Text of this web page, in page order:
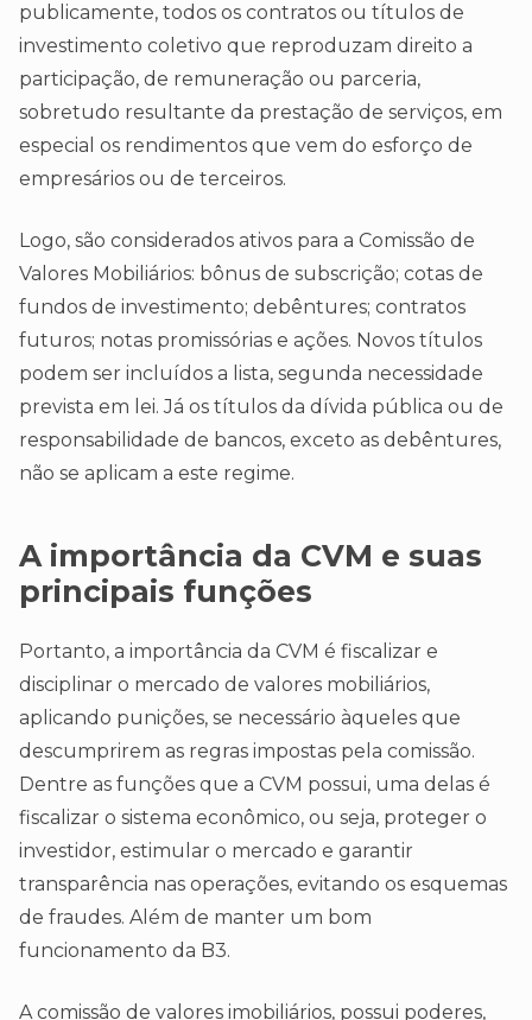
publicamente, todos os contratos ou títulos de
investimento coletivo que reproduzam direito a
participação, de remuneração ou parceria,
sobretudo resultante da prestação de serviços, em
especial os rendimentos que vem do esforço de
empresários ou de terceiros.
Logo, são considerados ativos para a Comissão de
Valores Mobiliários: bônus de subscrição; cotas de
fundos de investimento; debêntures; contratos
futuros; notas promissórias e ações. Novos títulos
podem ser incluídos a lista, segunda necessidade
prevista em lei. Já os títulos da dívida pública ou de
responsabilidade de bancos, exceto as debêntures,
não se aplicam a este regime.
A importância da CVM e suas
principais funções
Portanto, a importância da CVM é fiscalizar e
disciplinar o mercado de valores mobiliários,
aplicando punições, se necessário àqueles que
descumprirem as regras impostas pela comissão.
Dentre as funções que a CVM possui, uma delas é
fiscalizar o sistema econômico, ou seja, proteger o
investidor, estimular o mercado e garantir
transparência nas operações, evitando os esquemas
de fraudes. Além de manter um bom
funcionamento da B3.
A comissão de valores imobiliários, possui poderes,